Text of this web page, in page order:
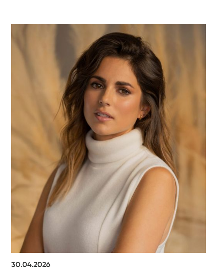
30.04.2026